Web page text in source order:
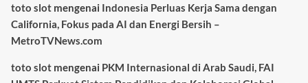
toto slotmengenai Indonesia Perluas Kerja Sama dengan
California, Fokus pada AI dan Energi Bersih –
MetroTVNews.com
toto slotmengenai PKM Internasional di Arab Saudi, FAI